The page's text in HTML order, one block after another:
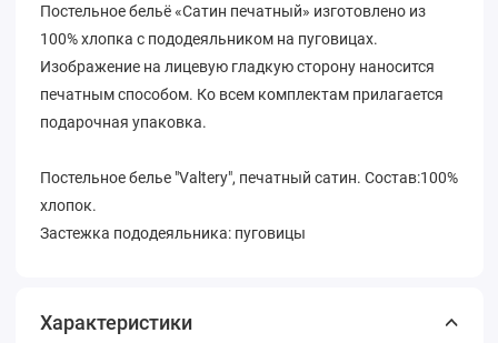
Постельное бельё «Сатин печатный» изготовлено из
100% хлопка с пододеяльником на пуговицах.
Изображение на лицевую гладкую сторону наносится
печатным способом. Ко всем комплектам прилагается
подарочная упаковка.
Постельное белье "Valtery", печатный сатин. Состав:100%
хлопок.
Застежка пододеяльника: пуговицы
Характеристики